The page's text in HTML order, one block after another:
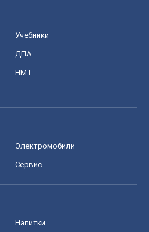
Учебники
ДПА
НМТ
Электромобили
Сервис
Напитки